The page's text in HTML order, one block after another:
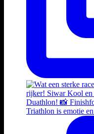
Triathlon is emotie